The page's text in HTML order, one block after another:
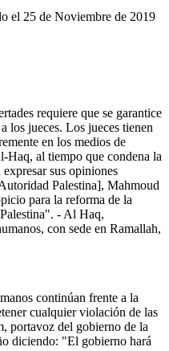
el 25 de Noviembre de 2019
requiere que se garantice
los jueces. Los jueces tienen
en los medios de
Haq, al tiempo que condena la
sus opiniones
Palestina], Mahmoud
para la reforma de la
- Al Haq,
con sede en Ramallah,
continúan frente a la
cualquier violación de las
portavoz del gobierno de la
diciendo: "El gobierno hará